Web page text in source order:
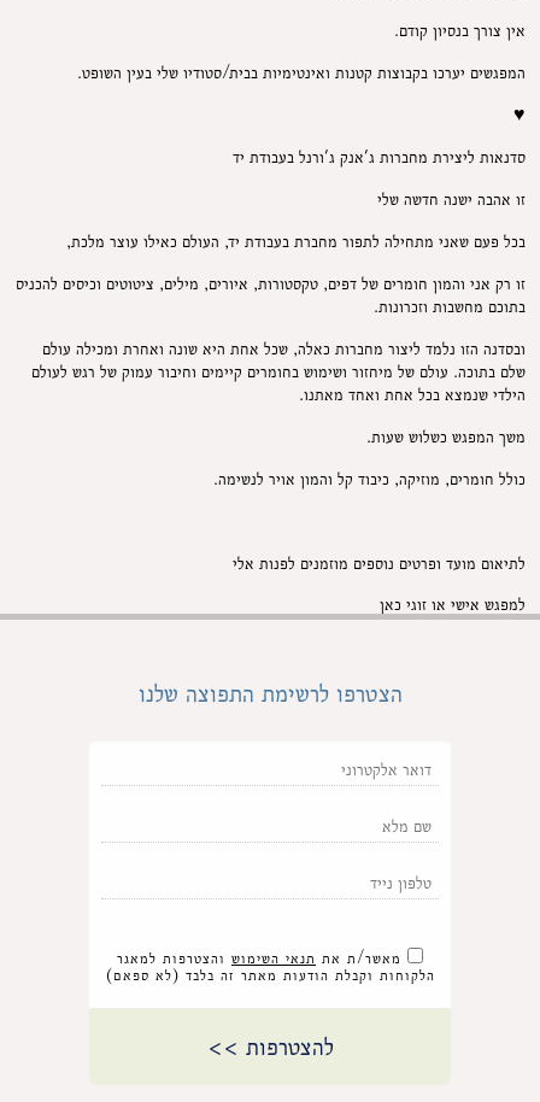
אין צורך בנסיון קודם.
המפגשים יערכו בקבוצות קטנות ואינטימיות בבית/סטודיו שלי בעין השופט.
♥
סדנאות ליצירת מחברות ג'אנק ג'ורנל בעבודת יד
זו אהבה ישנה חדשה שלי
בכל פעם שאני מתחילה לתפור מחברת בעבודת יד, העולם כאילו עוצר מלכת,
זו רק אני והמון חומרים של דפים, טקסטורות, איורים, מילים, ציטוטים וכיסים להכניס
בתוכם מחשבות וזכרונות.
ובסדנה הזו נלמד ליצור מחברות כאלה, שכל אחת היא שונה ואחרת ומכילה עולם
שלם בתוכה. עולם של מיחזור ושימוש בחומרים קיימים וחיבור עמוק של רגש לעולם
הילדי שנמצא בכל אחת ואחד מאתנו.
משך המפגש כשלוש שעות.
כולל חומרים, מוזיקה, כיבוד קל והמון אויר לנשימה.
לתיאום מועד ופרטים נוספים מוזמנים לפנות אלי
למפגש אישי או זוגי כאן
הצטרפו לרשימת התפוצה שלנו
מאשר/ת את תנאי השימוש והצטרפות למאגר
הלקוחות וקבלת הודעות מאתר זה בלבד (לא ספאם)